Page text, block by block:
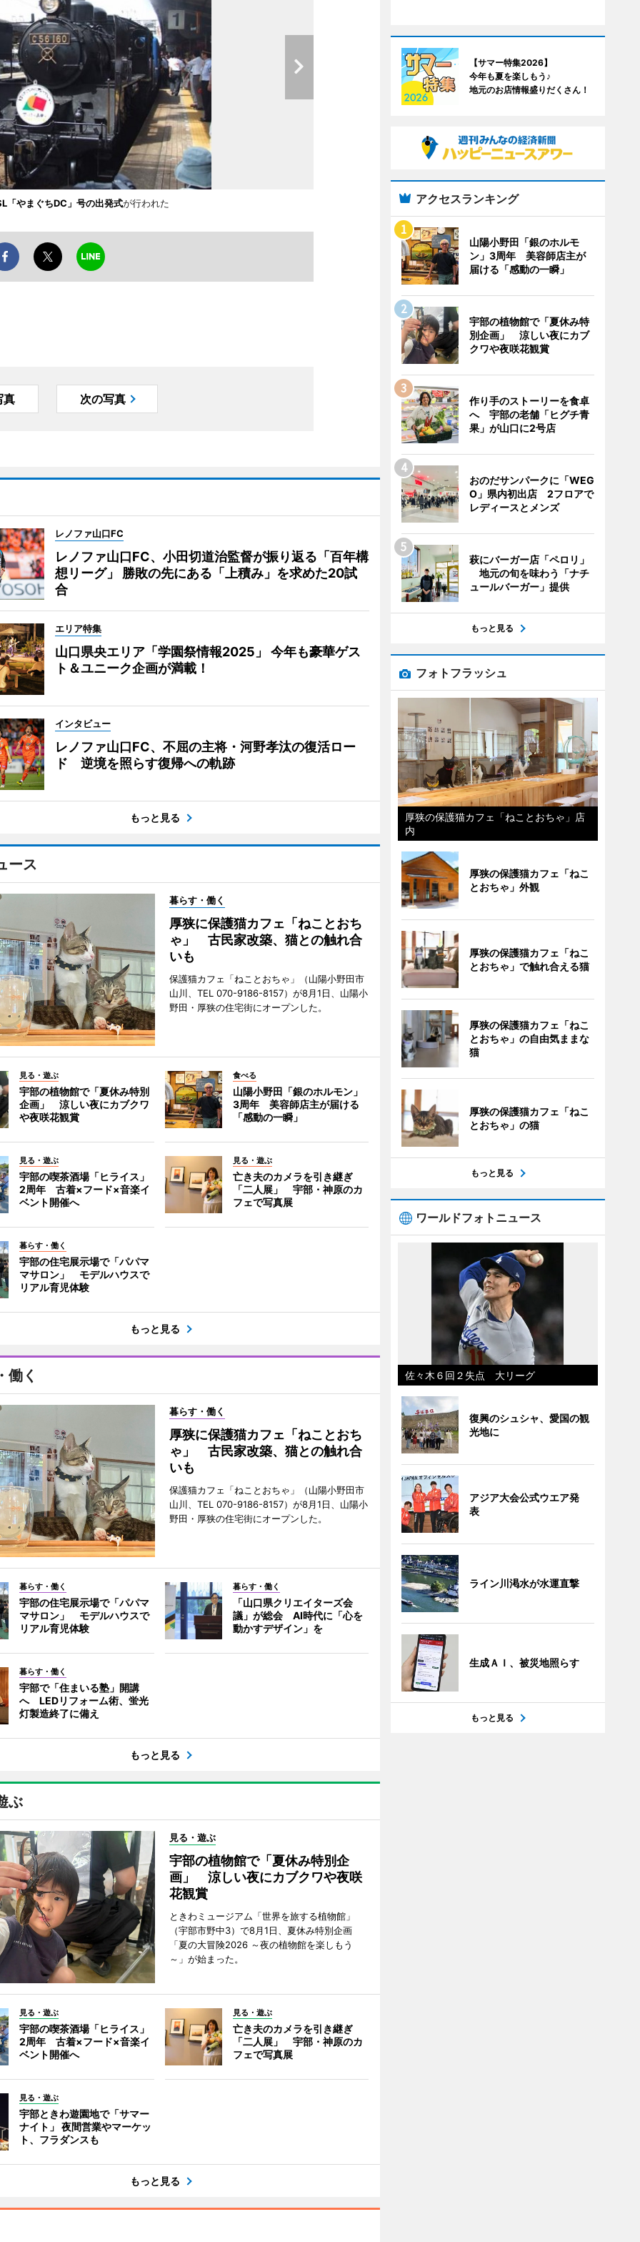
「やまぐちDC」号の出発式が行われた
真 次の写真
レノファ山口FC
レノファ山口FC、小田切道治監督が振り返る「百年構
想リーグ」 勝敗の先にある「上積み」を求めた20試
合
エリア特集
山口県央エリア「学園祭情報2025」 今年も豪華ゲス
ト＆ユニーク企画が満載！
インタビュー
レノファ山口FC、不屈の主将・河野孝汰の復活ロー
ド 逆境を照らす復帰への軌跡
もっと見る
ース
暮らす・働く
厚狭に保護猫カフェ「ねことおち
ゃ」 古民家改築、猫との触れ合
いも
保護猫カフェ「ねことおちゃ」（山陽小野田市
山川、TEL 070-9186-8157）が8月1日、山陽小
野田・厚狭の住宅街にオープンした。
見る・遊ぶ
宇部の植物館で「夏休み特別
企画」 涼しい夜にカブクワ
や夜咲花観賞
食べる
山陽小野田「銀のホルモン」
3周年 美容師店主が届ける
「感動の一瞬」
見る・遊ぶ
宇部の喫茶酒場「ヒライス」
2周年 古着×フード×音楽イ
ベント開催へ
見る・遊ぶ
亡き夫のカメラを引き継ぎ
「二人展」 宇部・神原のカ
フェで写真展
暮らす・働く
宇部の住宅展示場で「パパマ
マサロン」 モデルハウスで
リアル育児体験
もっと見る
働く
暮らす・働く
厚狭に保護猫カフェ「ねことおち
ゃ」 古民家改築、猫との触れ合
いも
保護猫カフェ「ねことおちゃ」（山陽小野田市
山川、TEL 070-9186-8157）が8月1日、山陽小
野田・厚狭の住宅街にオープンした。
暮らす・働く
宇部の住宅展示場で「パパマ
マサロン」 モデルハウスで
リアル育児体験
暮らす・働く
「山口県クリエイターズ会
議」が総会 AI時代に「心を
動かすデザイン」を
暮らす・働く
宇部で「住まいる塾」開講
へ LEDリフォーム術、蛍光
灯製造終了に備え
もっと見る
ぶ
見る・遊ぶ
宇部の植物館で「夏休み特別企
画」 涼しい夜にカブクワや夜咲
花観賞
ときわミュージアム「世界を旅する植物館」
（宇部市野中3）で8月1日、夏休み特別企画
「夏の大冒険2026 ～夜の植物館を楽しもう
～」が始まった。
見る・遊ぶ
宇部の喫茶酒場「ヒライス」
2周年 古着×フード×音楽イ
ベント開催へ
見る・遊ぶ
亡き夫のカメラを引き継ぎ
「二人展」 宇部・神原のカ
フェで写真展
見る・遊ぶ
宇部ときわ遊園地で「サマー
ナイト」 夜間営業やマーケッ
ト、フラダンスも
もっと見る
【サマー特集2026】
今年も夏を楽しもう♪
地元のお店情報盛りだくさん！
アクセスランキング
山陽小野田「銀のホルモ
ン」3周年 美容師店主が
届ける「感動の一瞬」
宇部の植物館で「夏休み特
別企画」 涼しい夜にカブ
クワや夜咲花観賞
作り手のストーリーを食卓
へ 宇部の老舗「ヒグチ青
果」が山口に2号店
おのだサンパークに「WEG
O」県内初出店 2フロアで
レディースとメンズ
萩にバーガー店「ペロリ」
地元の旬を味わう「ナチ
ュールバーガー」提供
もっと見る
フォトフラッシュ
厚狭の保護猫カフェ「ねことおちゃ」店
内
厚狭の保護猫カフェ「ねこ
とおちゃ」外観
厚狭の保護猫カフェ「ねこ
とおちゃ」で触れ合える猫
厚狭の保護猫カフェ「ねこ
とおちゃ」の自由気ままな
猫
厚狭の保護猫カフェ「ねこ
とおちゃ」の猫
もっと見る
ワールドフォトニュース
佐々木６回２失点 大リーグ
復興のシュシャ、愛国の観
光地に
アジア大会公式ウエア発
表
ライン川渇水が水運直撃
生成ＡＩ、被災地照らす
もっと見る